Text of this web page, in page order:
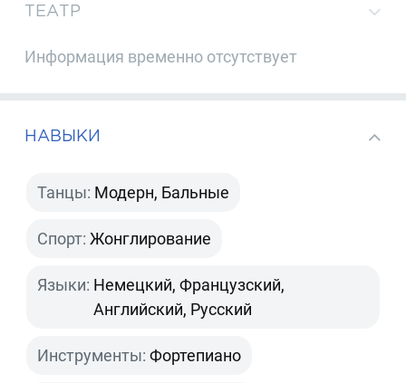
ТЕАТР
Информация временно отсутствует
НАВЫКИ
Танцы: Модерн, Бальные
Спорт: Жонглирование
Языки: Немецкий, Французский,
Английский, Русский
Инструменты: Фортепиано